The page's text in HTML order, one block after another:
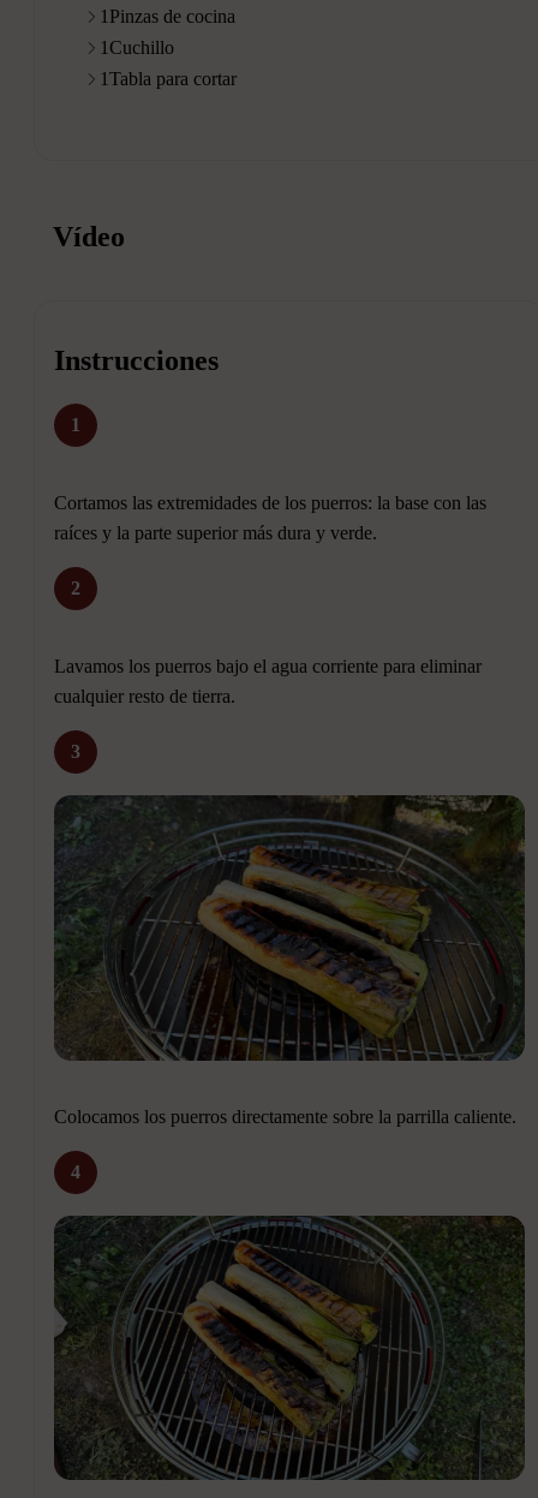
1 Pinzas de cocina
1Cuchillo
1Tabla para cortar
Vídeo
Instrucciones
1
Cortamos las extremidades de los puerros: la base con las
raíces y la parte superior más dura y verde.
2
Lavamos los puerros bajo el agua corriente para eliminar
cualquier resto de tierra.
3
Colocamos los puerros directamente sobre la parrilla caliente.
4